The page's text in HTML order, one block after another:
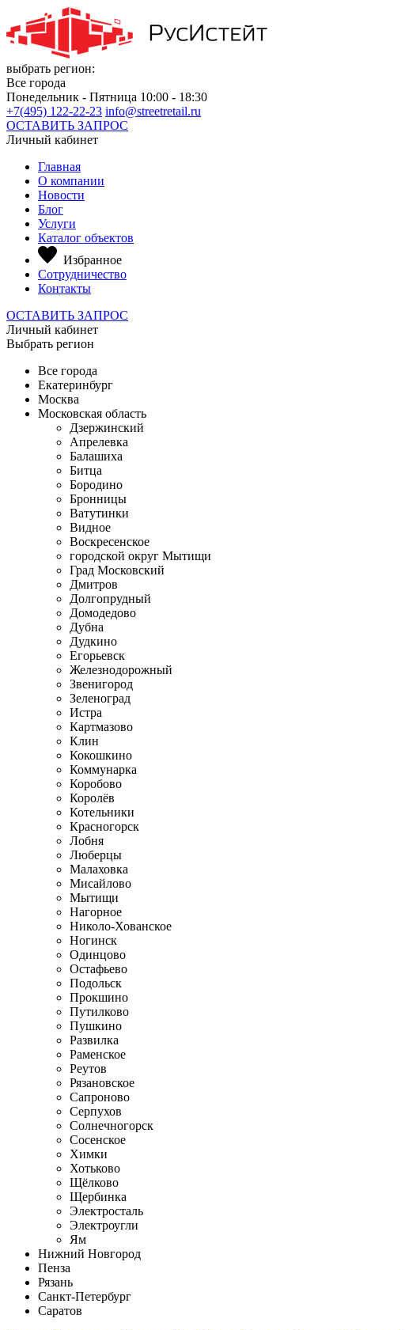
выбрать регион:
Все города
Понедельник - Пятница 10:00 - 18:30
+7(495) 122-22-23 info@streetretail.ru
ОСТАВИТЬ ЗАПРОС
Личный кабинет
Главная
О компании
Новости
Блог
Услуги
Каталог объектов
Избранное
Сотрудничество
Контакты
ОСТАВИТЬ ЗАПРОС
Личный кабинет
Выбрать регион
Все города
Екатеринбург
Москва
Московская область
Дзержинский
Апрелевка
Балашиха
Битца
Бородино
Бронницы
Ватутинки
Видное
Воскресенское
городской округ Мытищи
Град Московский
Дмитров
Долгопрудный
Домодедово
Дубна
Дудкино
Егорьевск
Железнодорожный
Звенигород
Зеленоград
Истра
Картмазово
Клин
Кокошкино
Коммунарка
Коробово
Королёв
Котельники
Красногорск
Лобня
Люберцы
Малаховка
Мисайлово
Мытищи
Нагорное
Николо-Хованское
Ногинск
Одинцово
Остафьево
Подольск
Прокшино
Путилково
Пушкино
Развилка
Раменское
Реутов
Рязановское
Сапроново
Серпухов
Солнечногорск
Сосенское
Химки
Хотьково
Щёлково
Щербинка
Электросталь
Электроугли
Ям
Нижний Новгород
Пенза
Рязань
Санкт-Петербург
Саратов